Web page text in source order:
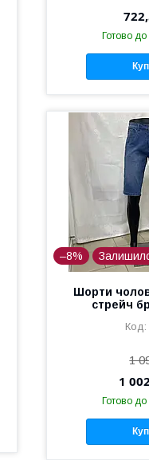
Готово до
–8%
Шорти
стрейч
1
1
Готово до